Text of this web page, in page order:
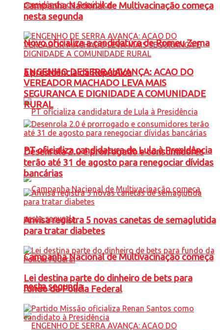
Novo oficializa a candidatura de Romeu Zema
à presidência da República
PT oficializa candidatura de Lula à Presidência
Campanha Nacional de Multivacinação começa
nesta segunda
Campanha Nacional de Multivacinação começa
nesta segunda
ENGENHO DE SERRA AVANÇA: ACAO DO
VEREADOR MACHADO LEVA MAIS
SEGURANCA E DIGNIDADE A COMUNIDADE
RURAL
Desenrola 2.0 é prorrogado e consumidores
terão até 31 de agosto para renegociar dívidas
bancárias
Anvisa registra 5 novas canetas de semaglutida
para tratar diabetes
Lei destina parte do dinheiro de bets para
fundo da Polícia Federal